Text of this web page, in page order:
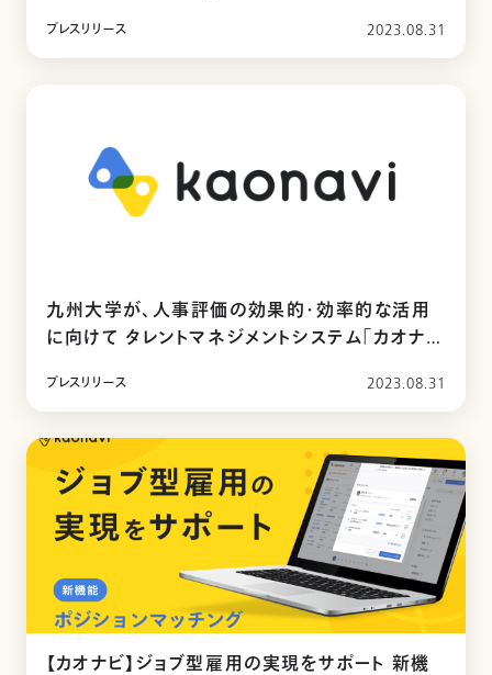
プレスリリース 2023.08.31
九州大学が、人事評価の効果的・効率的な活用
に向けて タレントマネジメントシステム「カオナ
プレスリリース 2023.08.31
【カオナビ】ジョブ型雇用の実現をサポート 新機